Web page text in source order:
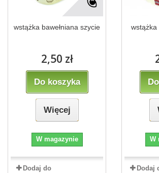
wstążka bawełniana szycie
2,50 zł
Do koszyka
Więcej
W magazynie
Dodaj do
wstążka
W
Dodaj